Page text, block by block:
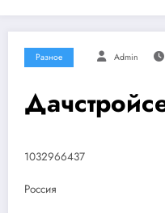
Разное Admin
1032966437
Россия